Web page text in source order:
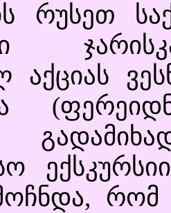
რუსეთ
აქციას